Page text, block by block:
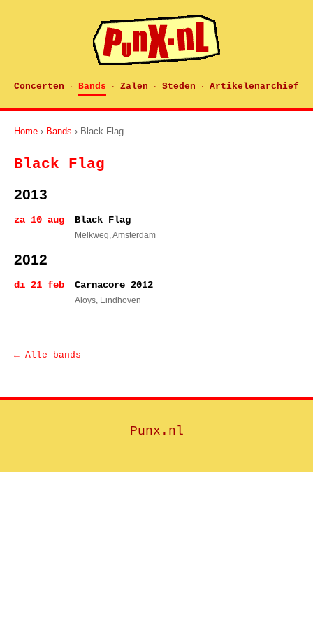
Concerten · Bands · Zalen · Steden · Artikelenarchief
Home › Bands › Black Flag
Black Flag
2013
za 10 aug Black Flag
Melkweg, Amsterdam
2012
di 21 feb Carnacore 2012
Aloys, Eindhoven
← Alle bands
Punx.nl